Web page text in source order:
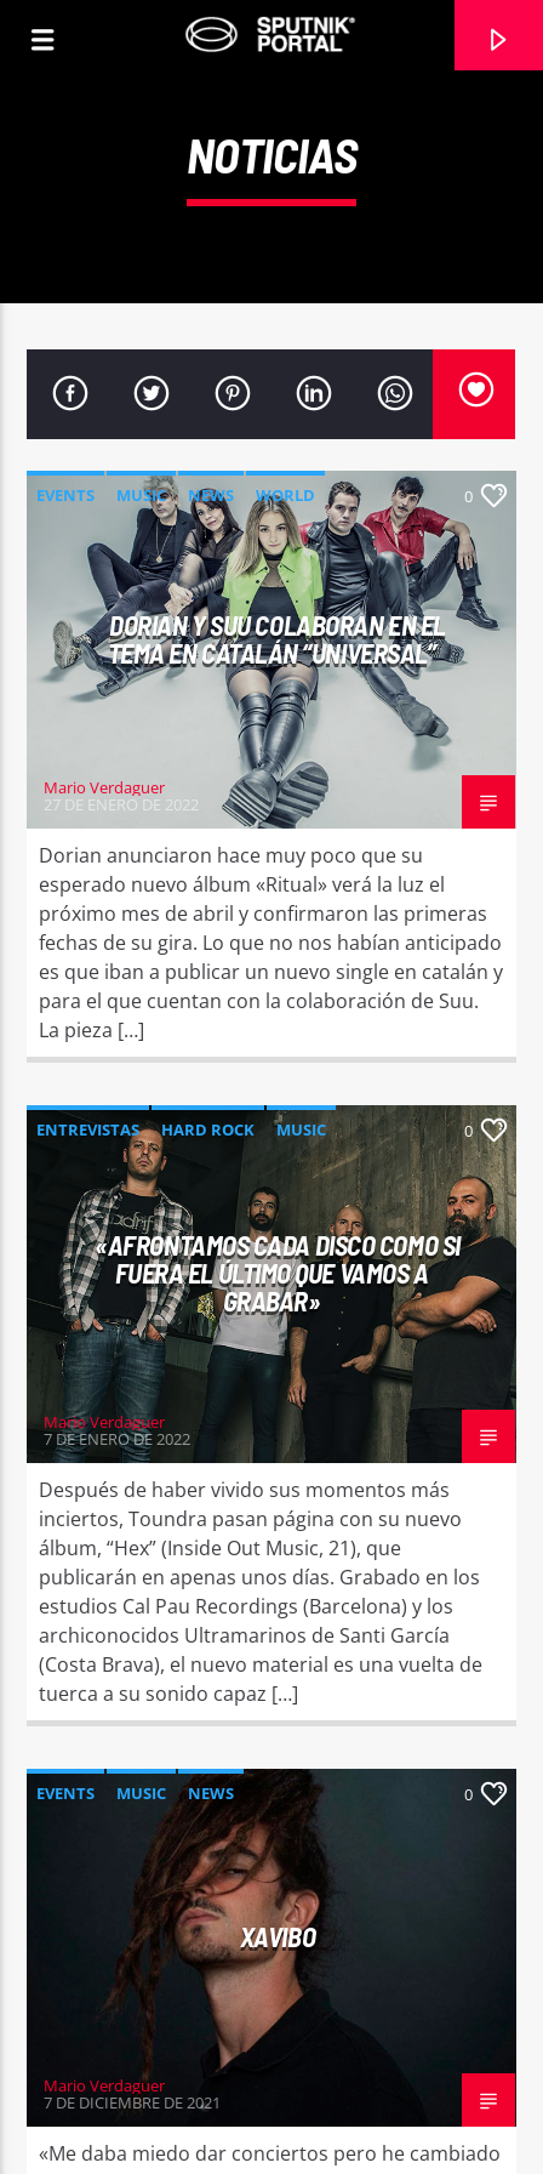
Sputnik radio | 105.4
NOTICIAS
EVENTS MUSIC NEWS WORLD 0
DORIAN Y SUU COLABORAN EN EL
TEMA EN CATALÁN “UNIVERSAL”
Mario Verdaguer
27 DE ENERO DE 2022
Dorian anunciaron hace muy poco que su
esperado nuevo álbum «Ritual» verá la luz el
próximo mes de abril y confirmaron las primeras
fechas de su gira. Lo que no nos habían anticipado
es que iban a publicar un nuevo single en catalán y
para el que cuentan con la colaboración de Suu.
La pieza […]
ENTREVISTAS HARD ROCK
MUSIC
0
«AFRONTAMOS CADA DISCO COMO SI
FUERA EL ÚLTIMO QUE VAMOS A
GRABAR»
Mario Verdaguer
7 DE ENERO DE 2022
Después de haber vivido sus momentos más
inciertos, Toundra pasan página con su nuevo
álbum, “Hex” (Inside Out Music, 21), que
publicarán en apenas unos días. Grabado en los
estudios Cal Pau Recordings (Barcelona) y los
archiconocidos Ultramarinos de Santi García
(Costa Brava), el nuevo material es una vuelta de
tuerca a su sonido capaz […]
EVENTS MUSIC NEWS 0
XAVIBO
Mario Verdaguer
7 DE DICIEMBRE DE 2021
«Me daba miedo dar conciertos pero he cambiado